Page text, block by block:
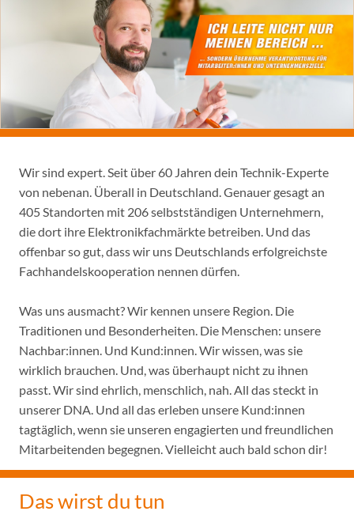
Wir sind expert. Seit über 60 Jahren dein Technik-Experte
von nebenan. Überall in Deutschland. Genauer gesagt an
405 Standorten mit 206 selbstständigen Unternehmern,
die dort ihre Elektronikfachmärkte betreiben. Und das
offenbar so gut, dass wir uns Deutschlands erfolgreichste
Fachhandelskooperation nennen dürfen.
Was uns ausmacht? Wir kennen unsere Region. Die
Traditionen und Besonderheiten. Die Menschen: unsere
Nachbar:innen. Und Kund:innen. Wir wissen, was sie
wirklich brauchen. Und, was überhaupt nicht zu ihnen
passt. Wir sind ehrlich, menschlich, nah. All das steckt in
unserer DNA. Und all das erleben unsere Kund:innen
tagtäglich, wenn sie unseren engagierten und freundlichen
Mitarbeitenden begegnen. Vielleicht auch bald schon dir!
Das wirst du tun